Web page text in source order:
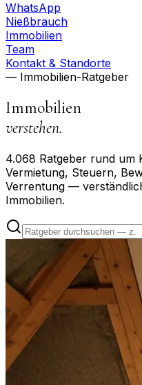
WhatsApp
Nießbrauch
Immobilien
Team
Kontakt & Standorte
— Immobilien-Ratgeber
Immobilien
verstehen.
4.068 Ratgeber rund um
Vermietung, Steuern,
Verrentung —
Immobilien.